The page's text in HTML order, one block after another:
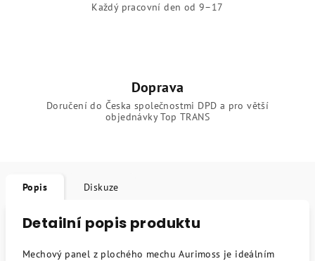
Každý pracovní den od 9–17
Doprava
Doručení do Česka společnostmi DPD a pro větší
objednávky Top TRANS
Popis Diskuze
Detailní popis produktu
Mechový panel z plochého mechu Aurimoss je ideálním